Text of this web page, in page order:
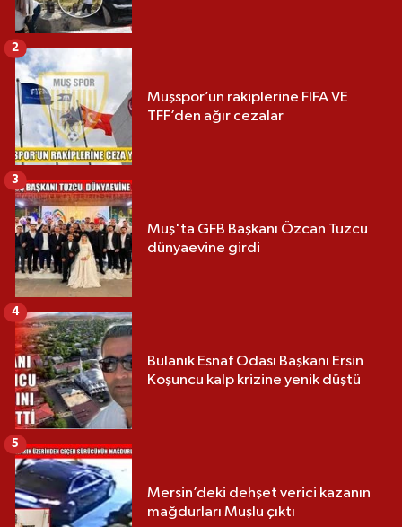
Muşspor’un rakiplerine FIFA VE
TFF’den ağır cezalar
2
Muş'ta GFB Başkanı Özcan Tuzcu
dünyaevine girdi
3
Bulanık Esnaf Odası Başkanı Ersin
Koşuncu kalp krizine yenik düştü
4
Mersin’deki dehşet verici kazanın
mağdurları Muşlu çıktı
5